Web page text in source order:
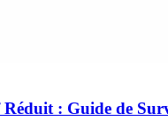
: Guide de